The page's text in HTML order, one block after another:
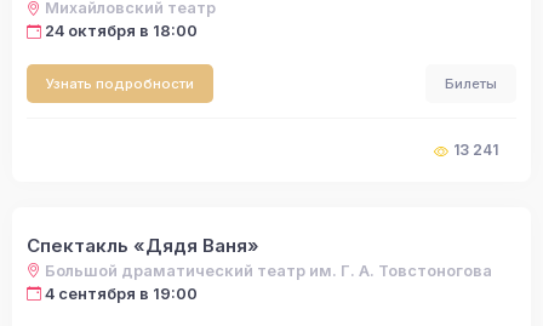
Михайловский театр
24 октября в 18:00
Узнать подробности Билеты
13 241
Спектакль «Дядя Ваня»
Большой драматический театр им. Г. А. Товстоногова
4 сентября в 19:00